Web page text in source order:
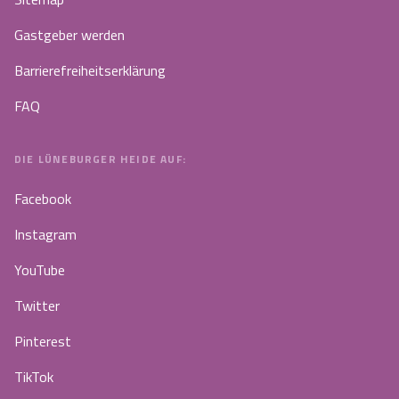
Gastgeber werden
Barrierefreiheitserklärung
FAQ
DIE LÜNEBURGER HEIDE AUF:
Facebook
Instagram
YouTube
Twitter
Pinterest
TikTok